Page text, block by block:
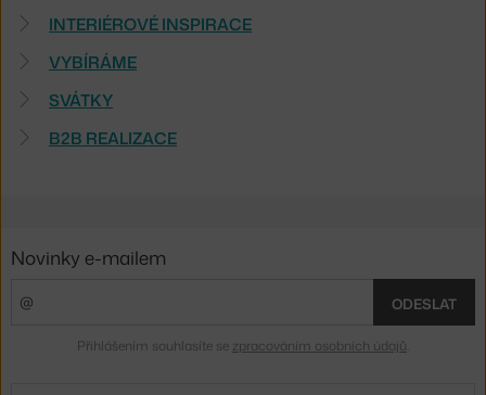
INTERIÉROVÉ INSPIRACE
VYBÍRÁME
SVÁTKY
B2B REALIZACE
Novinky e-mailem
ODESLAT
Přihlášením souhlasíte se zpracováním osobních údajů